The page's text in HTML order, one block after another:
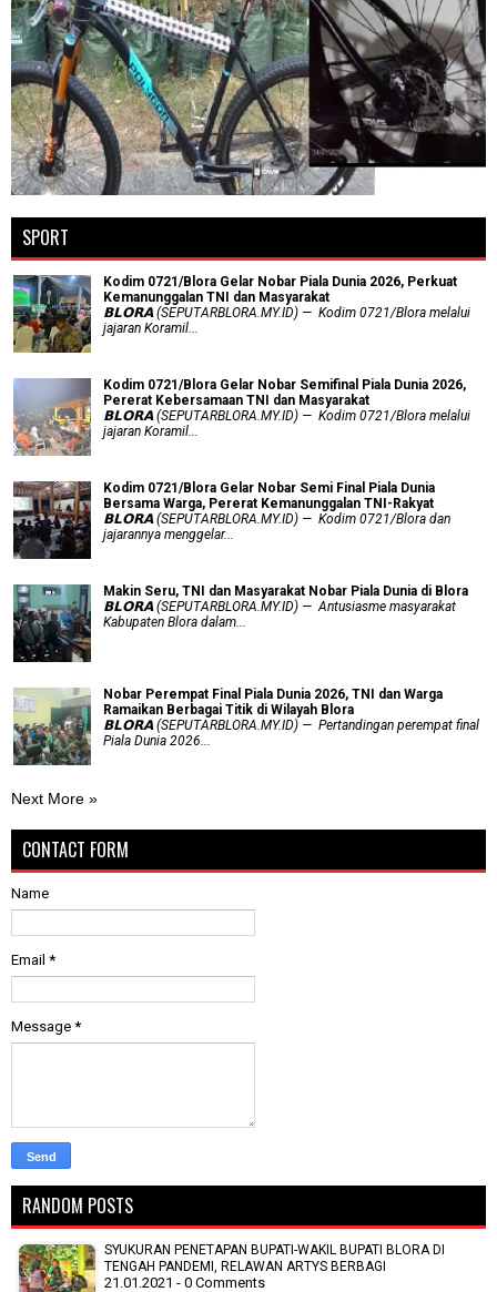
SPORT
Kodim 0721/Blora Gelar Nobar Piala Dunia 2026, Perkuat
Kemanunggalan TNI dan Masyarakat
𝗕𝗟𝗢𝗥𝗔 (SEPUTARBLORA.MY.ID) — Kodim 0721/Blora melalui
jajaran Koramil...
Kodim 0721/Blora Gelar Nobar Semifinal Piala Dunia 2026,
Pererat Kebersamaan TNI dan Masyarakat
𝗕𝗟𝗢𝗥𝗔 (SEPUTARBLORA.MY.ID) — Kodim 0721/Blora melalui
jajaran Koramil...
Kodim 0721/Blora Gelar Nobar Semi Final Piala Dunia
Bersama Warga, Pererat Kemanunggalan TNI-Rakyat
𝗕𝗟𝗢𝗥𝗔 (SEPUTARBLORA.MY.ID) — Kodim 0721/Blora dan
jajarannya menggelar...
Makin Seru, TNI dan Masyarakat Nobar Piala Dunia di Blora
𝗕𝗟𝗢𝗥𝗔 (SEPUTARBLORA.MY.ID) — Antusiasme masyarakat
Kabupaten Blora dalam...
Nobar Perempat Final Piala Dunia 2026, TNI dan Warga
Ramaikan Berbagai Titik di Wilayah Blora
𝗕𝗟𝗢𝗥𝗔 (SEPUTARBLORA.MY.ID) — Pertandingan perempat final
Piala Dunia 2026...
Next More »
CONTACT FORM
Name
Email *
Message *
RANDOM POSTS
SYUKURAN PENETAPAN BUPATI-WAKIL BUPATI BLORA DI
TENGAH PANDEMI, RELAWAN ARTYS BERBAGI
21.01.2021 - 0 Comments